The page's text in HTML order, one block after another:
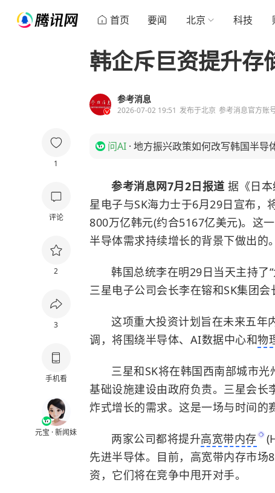
首页 要闻 北京 科技
1
评论
2
3
手机看
元宝 · 新闻妹
韩企斥巨资提升存
参考消息
2026-07-02 19:51 发布于北京 参考消息官方账
问AI · 地方振兴政策如何改写韩国半导
参考消息网7月2日报道 据《日
星电子与SK海力士于6月29日宣布，
800万亿韩元(约合5167亿美元)。这
半导体需求持续增长的背景下做出的。
韩国总统李在明29日当天主持了
三星电子公司会长李在镕和SK集团会
这项重大投资计划旨在未来五年
调，将围绕半导体、AI数据中心和物
三星和SK将在韩国西南部城市
基础设施建设由政府负责。三星会长
炸式增长的需求。这是一场与时间的
两家公司都将提升高宽带内存
先进半导体。目前，高宽带内存市场
资，它们将在竞争中甩开对手。